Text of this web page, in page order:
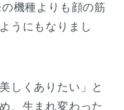
機種よりも顔の筋
うにもなりまし
しくありたい」と
、生まれ変わった